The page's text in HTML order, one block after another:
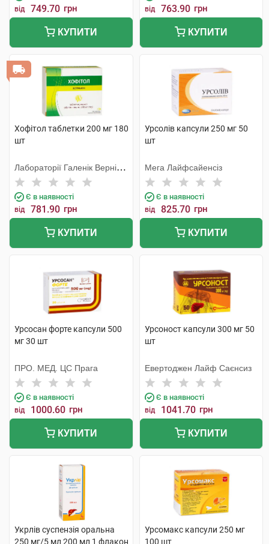
від 749.70 грн
КУПИТИ
від 763.90 грн
КУПИТИ
Хофітол таблетки 200 мг 180
шт
Лабораторії Галенік Вернін/
Франція
Є в наявності
від 781.90 грн
КУПИТИ
Урсолів капсули 250 мг 50
шт
Мега Лайфсайенсіз
Є в наявності
від 825.70 грн
КУПИТИ
Урсосан форте капсули 500
мг 30 шт
ПРО. МЕД. ЦС Прага
Є в наявності
від 1000.60 грн
КУПИТИ
Урсоност капсули 300 мг 50
шт
Евертоджен Лайф Саєнсиз
Є в наявності
від 1041.70 грн
КУПИТИ
Укрлів суспензія оральна
250 мг/5 мл 200 мл 1 флакон
Урсомакс капсули 250 мг
100 шт